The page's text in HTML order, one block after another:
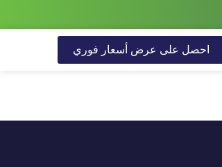
احصل على عرض أسعار فوري